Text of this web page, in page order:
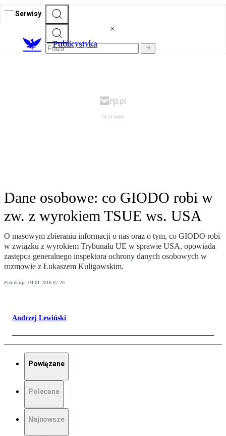
Serwisy
Publicystyka
Dane osobowe: co GIODO robi w
zw. z wyrokiem TSUE ws. USA
O masowym zbieraniu informacji o nas oraz o tym, co GIODO robi
w związku z wyrokiem Trybunału UE w sprawie USA, opowiada
zastępca generalnego inspektora ochrony danych osobowych w
rozmowie z Łukaszem Kuligowskim.
Publikacja: 04.01.2016 07:20
Andrzej Lewiński
Powiązane
Polecane
Najnowsze